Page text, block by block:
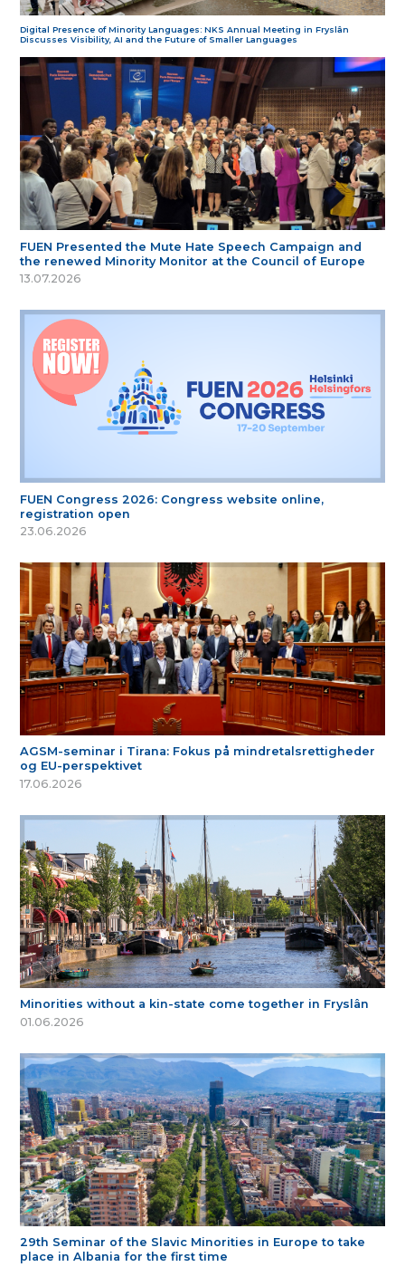
Digital Presence of Minority Languages: NKS Annual Meeting in Fryslân
Discusses Visibility, AI and the Future of Smaller Languages
FUEN Presented the Mute Hate Speech Campaign and
the renewed Minority Monitor at the Council of Europe
13.07.2026
FUEN Congress 2026: Congress website online,
registration open
23.06.2026
AGSM-seminar i Tirana: Fokus på mindretalsrettigheder
og EU-perspektivet
17.06.2026
Minorities without a kin-state come together in Fryslân
01.06.2026
29th Seminar of the Slavic Minorities in Europe to take
place in Albania for the first time